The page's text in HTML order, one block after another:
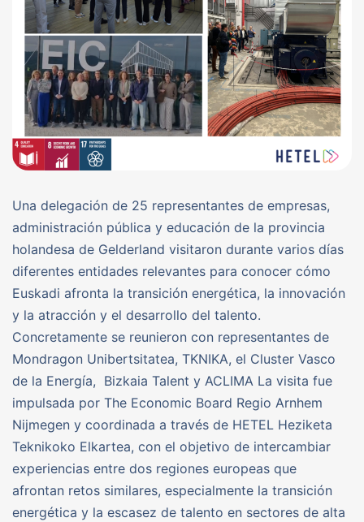
Una delegación de 25 representantes de empresas,
administración pública y educación de la provincia
holandesa de Gelderland visitaron durante varios días
diferentes entidades relevantes para conocer cómo
Euskadi afronta la transición energética, la innovación
y la atracción y el desarrollo del talento.
Concretamente se reunieron con representantes de
Mondragon Unibertsitatea, TKNIKA, el Cluster Vasco
de la Energía, Bizkaia Talent y ACLIMA La visita fue
impulsada por The Economic Board Regio Arnhem
Nijmegen y coordinada a través de HETEL Heziketa
Teknikoko Elkartea, con el objetivo de intercambiar
experiencias entre dos regiones europeas que
afrontan retos similares, especialmente la transición
energética y la escasez de talento en sectores de alta